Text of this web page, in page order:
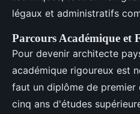
légaux et administratifs
Parcours Académique et
Pour devenir architecte
académique rigoureux est
faut un diplôme de premier
cinq ans d'études